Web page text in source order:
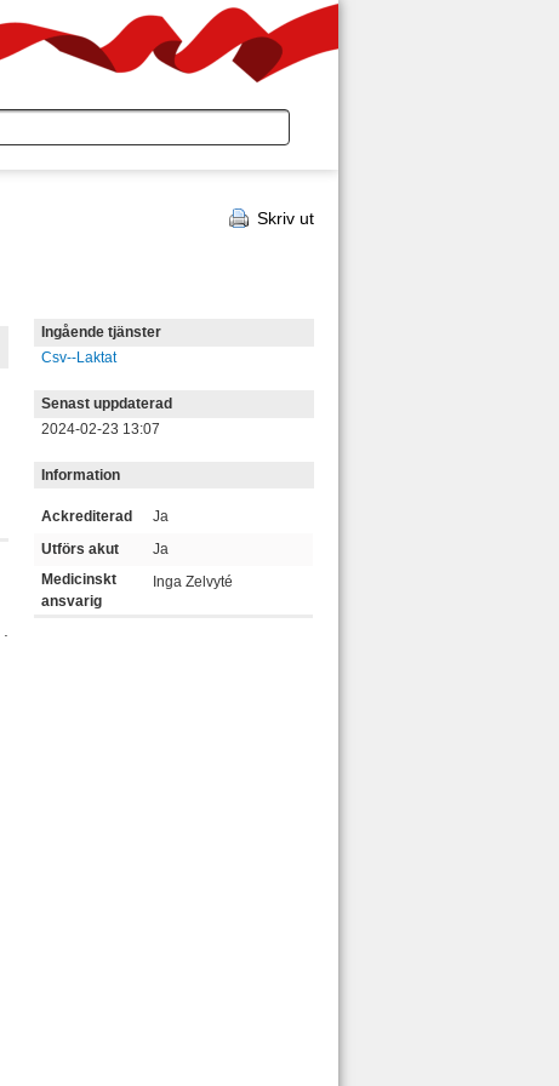
Skriv ut
Ingående tjänster
Csv--Laktat
Senast uppdaterad
2024-02-23 13:07
Information
Ackrediterad
Ja
Utförs akut
Ja
Medicinskt
ansvarig
Inga Zelvyté